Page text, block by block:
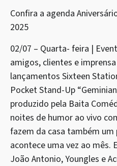
Confira a agenda
2025
02/07 – Quarta- feira |
amigos, clientes e
lançamentos Sixteen
Pocket Stand-Up
produzido pela Baita
noites de humor ao vivo
fazem da casa também
acontece uma vez ao mês.
João Antonio, Youngles e